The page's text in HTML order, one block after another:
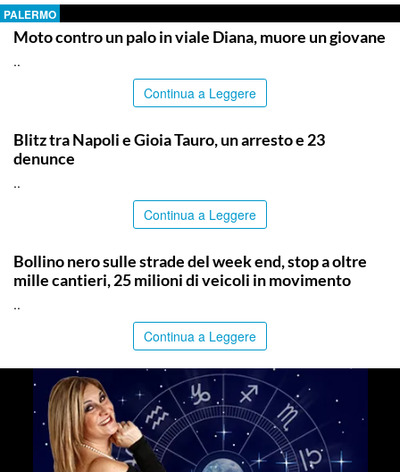
PALERMO
Moto contro un palo in viale Diana, muore un giovane
..
Continua a Leggere
Blitz tra Napoli e Gioia Tauro, un arresto e 23
denunce
..
Continua a Leggere
Bollino nero sulle strade del week end, stop a oltre
mille cantieri, 25 milioni di veicoli in movimento
..
Continua a Leggere